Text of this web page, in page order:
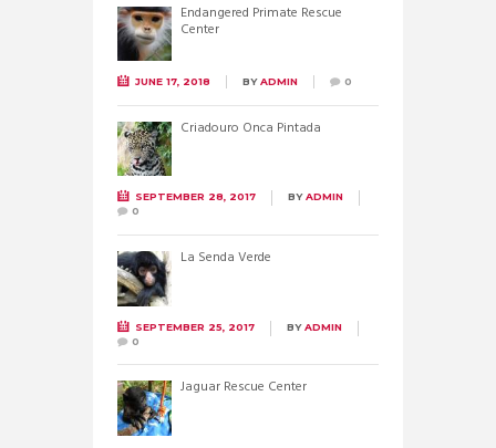
Endangered Primate Rescue
Center
JUNE 17, 2018 BYADMIN 0
Criadouro Onca Pintada
SEPTEMBER 28, 2017 BYADMIN
0
La Senda Verde
SEPTEMBER 25, 2017 BYADMIN
0
Jaguar Rescue Center